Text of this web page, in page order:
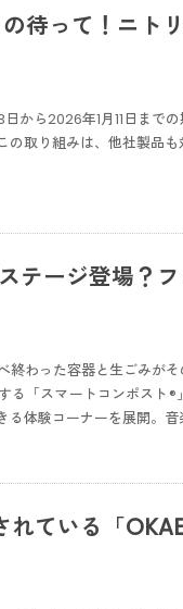
待って！ニト
から2026年1月11日まで
の取り組みは、他社製品
テージ登場？
終わった容器と生ごみが
る「スマートコンポスト
体験コーナーを展開。
ている「